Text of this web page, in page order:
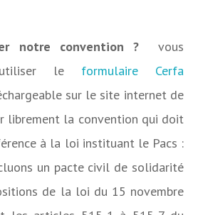
notre convention ? vous
le formulaire Cerfa
sur le site internet de
librement la convention qui doit
à la loi instituant le Pacs :
un pacte civil de solidarité
de la loi du 15 novembre